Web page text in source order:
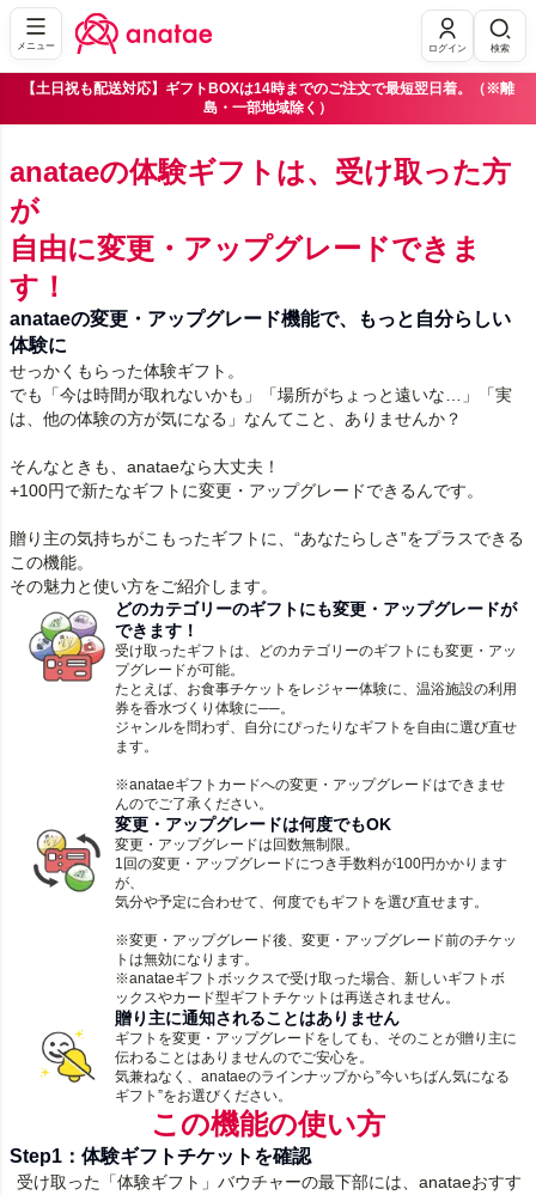
メニュー ログイン 検索
【土日祝も配送対応】ギフトBOXは14時までのご注文で最短翌日着。（※離
島・一部地域除く）
anataeの体験ギフトは、受け取った方
が
自由に変更・アップグレードできま
す！
anataeの変更・アップグレード機能で、もっと自分らしい
体験に
せっかくもらった体験ギフト。
でも「今は時間が取れないかも」「場所がちょっと遠いな…」「実
は、他の体験の方が気になる」なんてこと、ありませんか？
そんなときも、anataeなら大丈夫！
+100円で新たなギフトに変更・アップグレードできるんです。
贈り主の気持ちがこもったギフトに、“あなたらしさ”をプラスできる
この機能。
その魅力と使い方をご紹介します。
どのカテゴリーのギフトにも変更・アップグレードが
できます！
受け取ったギフトは、どのカテゴリーのギフトにも変更・アッ
プグレードが可能。
たとえば、お食事チケットをレジャー体験に、温浴施設の利用
券を香水づくり体験に──。
ジャンルを問わず、自分にぴったりなギフトを自由に選び直せ
ます。
※anataeギフトカードへの変更・アップグレードはできませ
んのでご了承ください。
変更・アップグレードは何度でもOK
変更・アップグレードは回数無制限。
1回の変更・アップグレードにつき手数料が100円かかります
が、
気分や予定に合わせて、何度でもギフトを選び直せます。
※変更・アップグレード後、変更・アップグレード前のチケッ
トは無効になります。
※anataeギフトボックスで受け取った場合、新しいギフトボ
ックスやカード型ギフトチケットは再送されません。
贈り主に通知されることはありません
ギフトを変更・アップグレードをしても、そのことが贈り主に
伝わることはありませんのでご安心を。
気兼ねなく、anataeのラインナップから”今いちばん気になる
ギフト”をお選びください。
この機能の使い方
Step1：体験ギフトチケットを確認
受け取った「体験ギフト」バウチャーの最下部には、anataeおすす